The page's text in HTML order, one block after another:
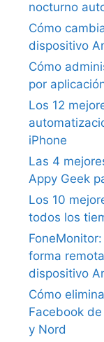
nocturno
Cómo
dispositivo
Cómo
por
Los 12
iPhone
Las 4
Appy Geek
Los 10
todos los
forma
dispositivo
Cómo
Facebook
y Nord